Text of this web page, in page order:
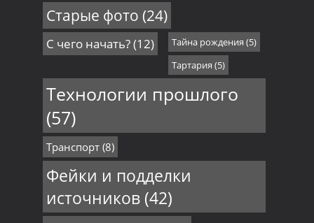
Старые фото (24)
С чего начать?(12) Тайна рождения (5)
Тартария (5)
Технологии прошлого
(57)
Транспорт(8)
Фейки и подделки
источников(42)